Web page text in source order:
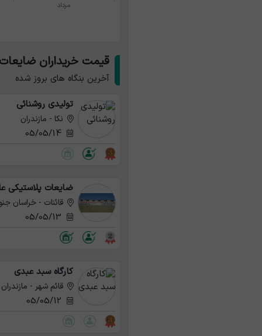
مرداد
قیمت خریداران
آخرین بنگاه های بروز شده
تولیدی روشنائی
نکا - مازندران
ضایعات پلاستیکی
قائنات - خراسان
کارگاه سبد عبدی
قائم شهر - مازندران